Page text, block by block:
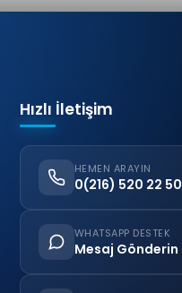
Hızlı İletişim
HEMEN ARAYIN
0(216) 520 22 50
WHATSAPP DESTEK
Mesaj Gönderin